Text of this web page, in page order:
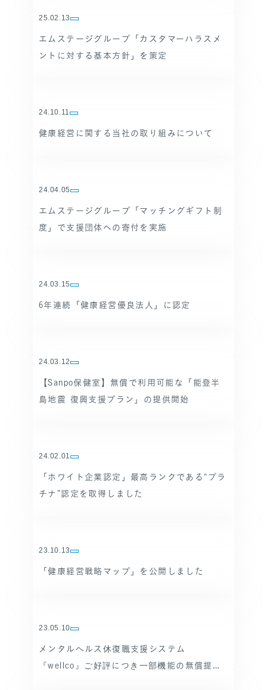
25.02.13
エムステージグループ「カスタマーハラスメ
ントに対する基本方針」を策定
24.10.11
健康経営に関する当社の取り組みについて
24.04.05
エムステージグループ「マッチングギフト制
度」で支援団体への寄付を実施
24.03.15
6年連続「健康経営優良法人」に認定
24.03.12
【Sanpo保健室】無償で利用可能な「能登半
島地震 復興支援プラン」の提供開始
24.02.01
「ホワイト企業認定」最高ランクである“プラ
チナ”認定を取得しました
23.10.13
「健康経営戦略マップ」を公開しました
23.05.10
メンタルヘルス休復職支援システム
『wellco』ご好評につき一部機能の無償提供